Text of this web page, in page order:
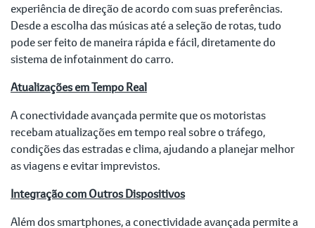
experiência de direção de acordo com suas preferências.
Desde a escolha das músicas até a seleção de rotas, tudo
pode ser feito de maneira rápida e fácil, diretamente do
sistema de infotainment do carro.
Atualizações em Tempo Real
A conectividade avançada permite que os motoristas
recebam atualizações em tempo real sobre o tráfego,
condições das estradas e clima, ajudando a planejar melhor
as viagens e evitar imprevistos.
Integração com Outros Dispositivos
Além dos smartphones, a conectividade avançada permite a